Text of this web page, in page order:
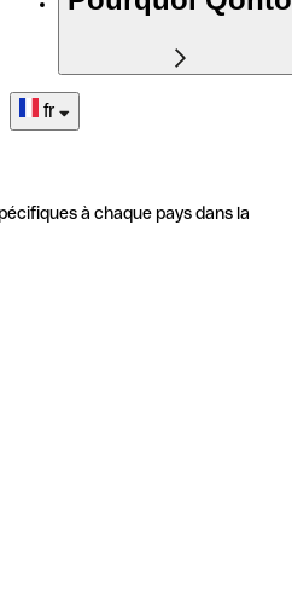
fr
à chaque pays dans la